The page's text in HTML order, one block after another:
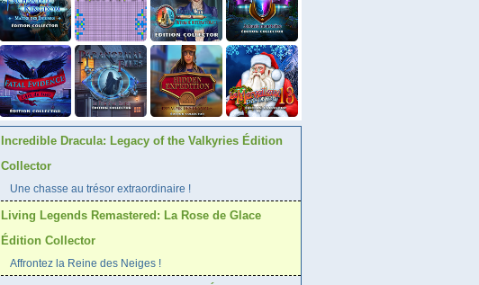
Incredible Dracula: Legacy of the Valkyries Édition
Collector
Une chasse au trésor extraordinaire !
Living Legends Remastered: La Rose de Glace
Édition Collector
Affrontez la Reine des Neiges !